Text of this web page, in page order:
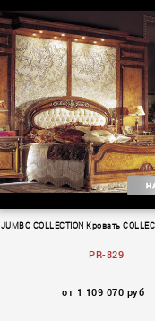
JUMBO COLLECTION Кровать
PR-829
от 1 109 070 руб